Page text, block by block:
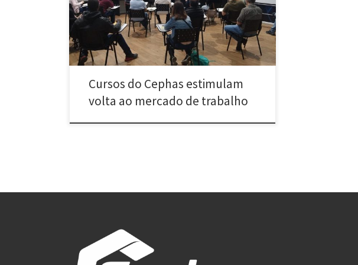
Cursos do Cephas estimulam
volta ao mercado de trabalho